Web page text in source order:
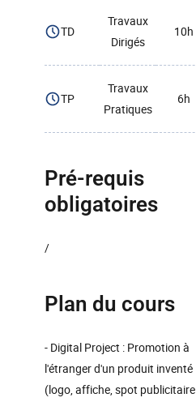
TD
Travaux
Dirigés
10h
TP
Travaux
Pratiques
6h
Pré-requis
obligatoires
/
Plan du cours
- Digital Project : Promotion à
l'étranger d'un produit inventé
(logo, affiche, spot publicitaire